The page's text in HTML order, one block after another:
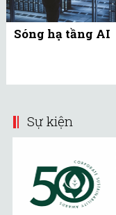
Sóng hạ tầng AI
Sự kiện